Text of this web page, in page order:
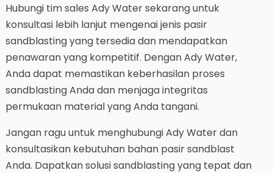
Hubungi tim sales Ady Water sekarang untuk
konsultasi lebih lanjut mengenai jenis pasir
sandblasting yang tersedia dan mendapatkan
penawaran yang kompetitif. Dengan Ady Water,
Anda dapat memastikan keberhasilan proses
sandblasting Anda dan menjaga integritas
permukaan material yang Anda tangani.
Jangan ragu untuk menghubungi Ady Water dan
konsultasikan kebutuhan bahan pasir sandblast
Anda. Dapatkan solusi sandblasting yang tepat dan